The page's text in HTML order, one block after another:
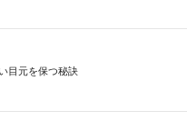
目元を保つ秘訣